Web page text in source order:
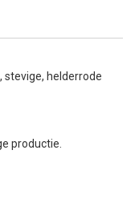
helderrode
productie.